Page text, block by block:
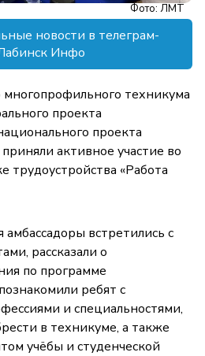
Фото: ЛМТ
новости в телеграм-
Инфо
техникума
проекта
проекта
активное участие во
трудоустройства «Работа
встретились с
рассказали о
по программе
ребят с
и специальностями,
в техникуме, а также
учёбы и студенческой